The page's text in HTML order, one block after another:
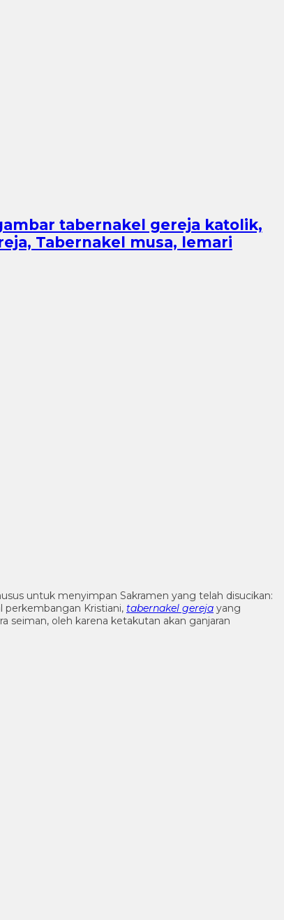
tabernakel gereja katolik,
Tabernakel musa, lemari
untuk menyimpan Sakramen yang telah disucikan:
perkembangan Kristiani, tabernakel gereja yang
seiman, oleh karena ketakutan akan ganjaran